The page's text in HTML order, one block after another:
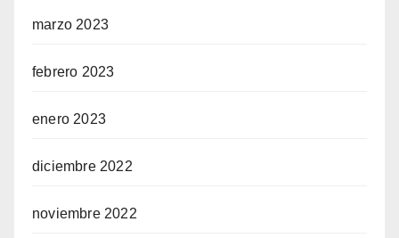
marzo 2023
febrero 2023
enero 2023
diciembre 2022
noviembre 2022